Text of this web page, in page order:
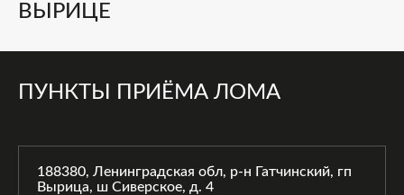
ВЫРИЦЕ
ПУНКТЫ ПРИЁМА ЛОМА
188380, Ленинградская обл, р-н Гатчинский, гп
Вырица, ш Сиверское, д. 4